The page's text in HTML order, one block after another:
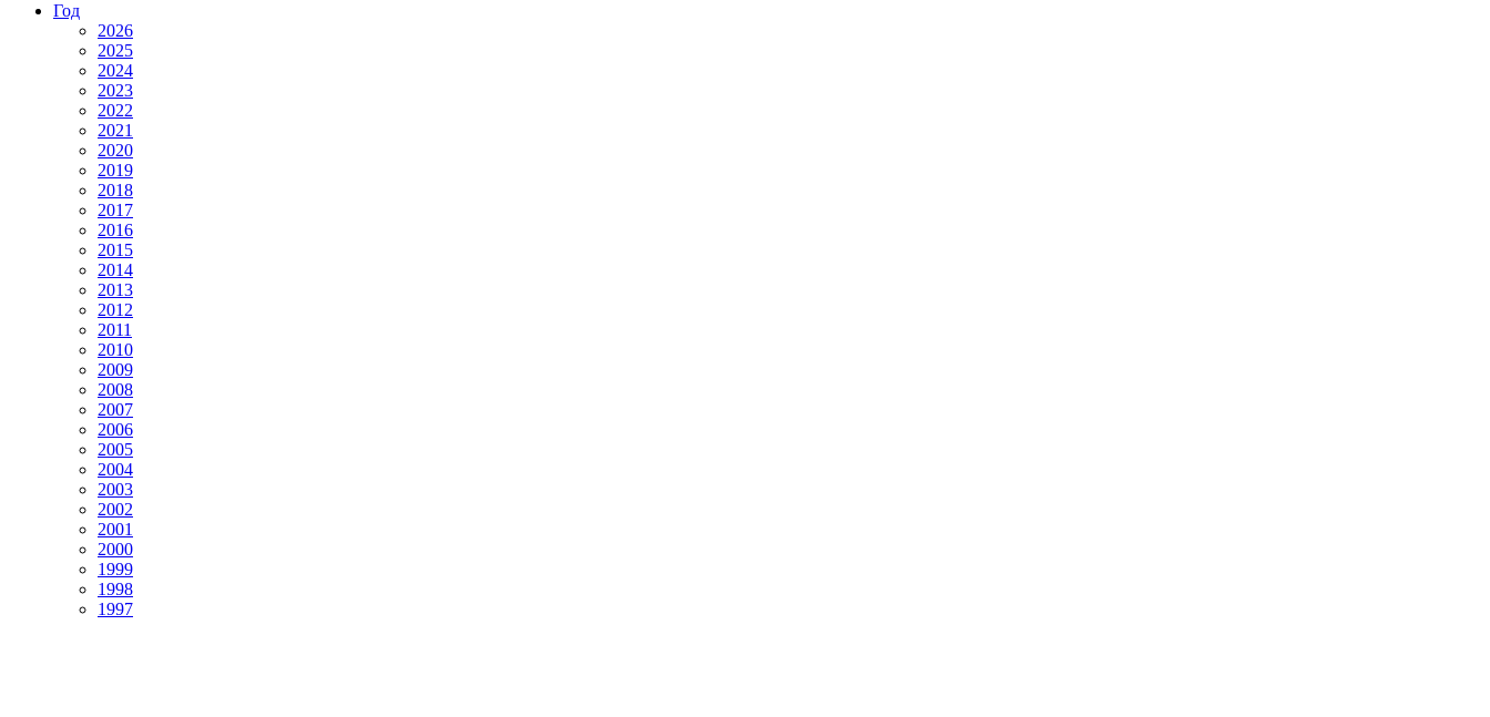
Год
2026
2025
2024
2023
2022
2021
2020
2019
2018
2017
2016
2015
2014
2013
2012
2011
2010
2009
2008
2007
2006
2005
2004
2003
2002
2001
2000
1999
1998
1997